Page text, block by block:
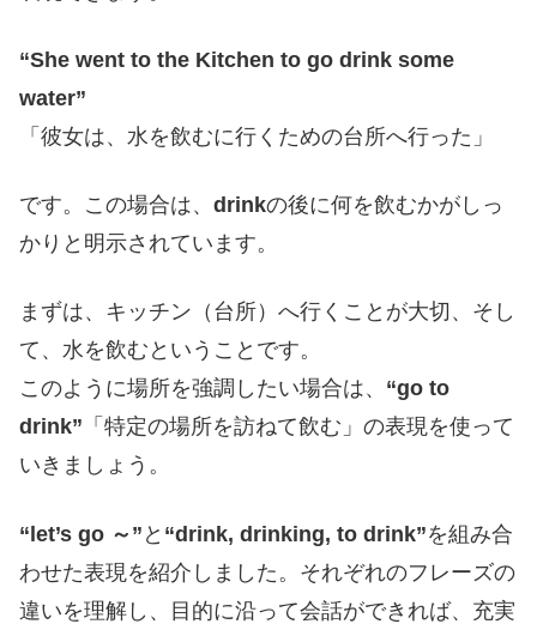
“She went to the Kitchen to go drink some
water”
「彼女は、水を飲むに行くための台所へ行った」
です。この場合は、 drinkの後に何を飲むかがしっ
かりと明示されています。
まずは、キッチン（台所）へ行くことが大切、そし
て、水を飲むということです。
このように場所を強調したい場合は、 “go to
drink” 「特定の場所を訪ねて飲む」の表現を使って
いきましょう。
“let’s go ～” と “drink, drinking, to drink”を組み合
わせた表現を紹介しました。それぞれのフレーズの
違いを理解し、目的に沿って会話ができれば、充実